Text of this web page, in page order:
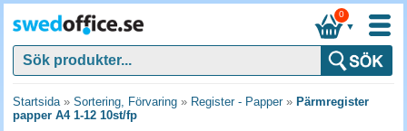
▼
0
Startsida» Sortering, Förvaring » Register - Papper» Pärmregister
papper A4 1-12 10st/fp